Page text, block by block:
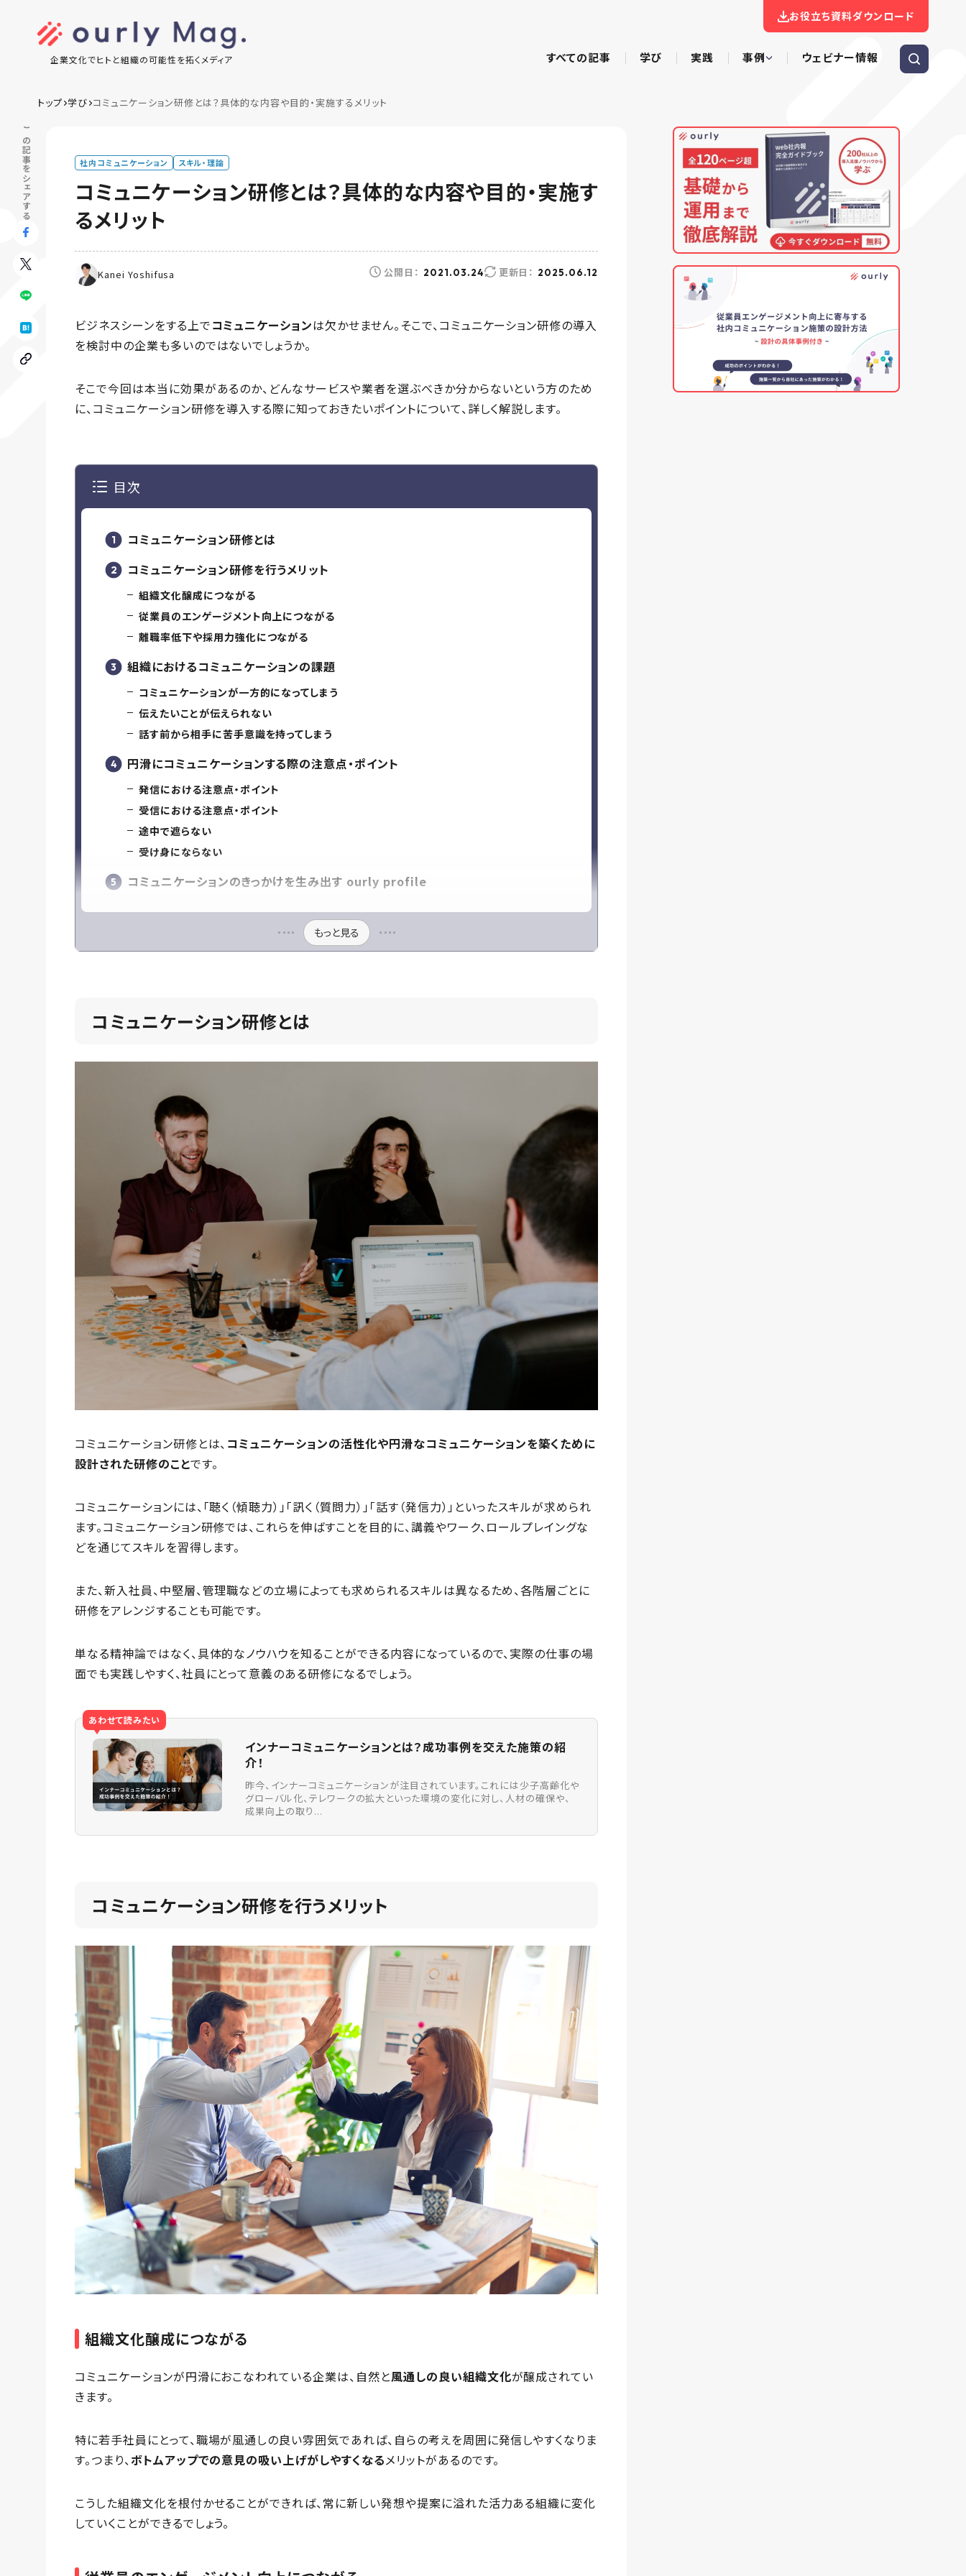
企業文化でヒトと組織の可能性を拓くメディア
お役立ち資料ダウンロード
すべての記事 学び 実践 事例 ウェビナー情報
トップ 学び コミュニケーション研修とは？具体的な内容や目的・実施するメリット
この記事をシェアする 社内コミュニケーション スキル・理論
コミュニケーション研修とは？具体的な内容や目的・実施す
るメリット
Kanei Yoshifusa 公開日： 2021.03.24 更新日： 2025.06.12
ビジネスシーンをする上でコミュニケーションは欠かせません。そこで、コミュニケーション研修の導入
を検討中の企業も多いのではないでしょうか。
そこで今回は本当に効果があるのか、どんなサービスや業者を選ぶべきか分からないという方のため
に、コミュニケーション研修を導入する際に知っておきたいポイントについて、詳しく解説します。
目次
コミュニケーション研修とは
コミュニケーション研修を行うメリット
組織文化醸成につながる
従業員のエンゲージメント向上につながる
離職率低下や採用力強化につながる
組織におけるコミュニケーションの課題
コミュニケーションが一方的になってしまう
伝えたいことが伝えられない
話す前から相手に苦手意識を持ってしまう
円滑にコミュニケーションする際の注意点・ポイント
発信における注意点・ポイント
受信における注意点・ポイント
途中で遮らない
受け身にならない
コミュニケーションのきっかけを生み出す ourly profile
もっと見る
コミュニケーション研修とは
コミュニケーション研修とは、 コミュニケーションの活性化や円滑なコミュニケーションを築くために
設計された研修のことです。
コミュニケーションには、「聴く（傾聴力）」「訊く（質問力）」「話す（発信力）」といったスキルが求められ
ます。コミュニケーション研修では、これらを伸ばすことを目的に、講義やワーク、ロールプレイングな
どを通じてスキルを習得します。
また、新入社員、中堅層、管理職などの立場によっても求められるスキルは異なるため、各階層ごとに
研修をアレンジすることも可能です。
単なる精神論ではなく、具体的なノウハウを知ることができる内容になっているので、実際の仕事の場
面でも実践しやすく、社員にとって意義のある研修になるでしょう。
あわせて読みたい
インナーコミュニケーションとは？成功事例を交えた施策の紹
介！
昨今、インナーコミュニケーションが注目されています。これには少子高齢化や
グローバル化、テレワークの拡大といった環境の変化に対し、人材の確保や、
成果向上の取り...
コミュニケーション研修を行うメリット
組織文化醸成につながる
コミュニケーションが円滑におこなわれている企業は、自然と風通しの良い組織文化が醸成されてい
きます。
特に若手社員にとって、職場が風通しの良い雰囲気であれば、自らの考えを周囲に発信しやすくなりま
す。つまり、ボトムアップでの意見の吸い上げがしやすくなるメリットがあるのです。
こうした組織文化を根付かせることができれば、常に新しい発想や提案に溢れた活力ある組織に変化
していくことができるでしょう。